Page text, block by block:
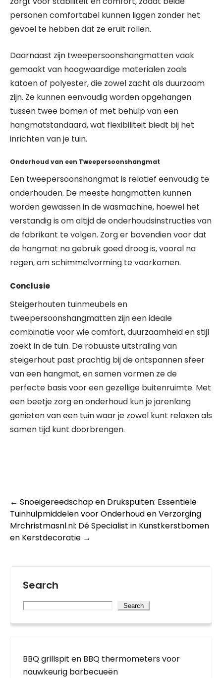
personen comfortabel kunnen liggen zonder het
gevoel te hebben dat ze eruit rollen.
Daarnaast zijn tweepersoonshangmatten vaak
gemaakt van hoogwaardige materialen zoals
katoen of polyester, die zowel zacht als duurzaam
zijn. Ze kunnen eenvoudig worden opgehangen
tussen twee bomen of met behulp van een
hangmatstandaard, wat flexibiliteit biedt bij het
inrichten van je tuin.
Onderhoud van een Tweepersoonshangmat
Een tweepersoonshangmat is relatief eenvoudig te
onderhouden. De meeste hangmatten kunnen
worden gewassen in de wasmachine, hoewel het
verstandig is om altijd de onderhoudsinstructies van
de fabrikant te volgen. Zorg er bovendien voor dat
de hangmat na gebruik goed droog is, vooral na
regen, om schimmelvorming te voorkomen.
Conclusie
Steigerhouten tuinmeubels en
tweepersoonshangmatten zijn een ideale
combinatie voor wie comfort, duurzaamheid en stijl
zoekt in de tuin. De robuuste uitstraling van
steigerhout past prachtig bij de ontspannen sfeer
van een hangmat, en samen vormen ze de
perfecte basis voor een gezellige buitenruimte. Met
een beetje zorg en onderhoud kun je jarenlang
genieten van een tuin waar je zowel kunt relaxen als
samen tijd kunt doorbrengen.
Post
navigation
← Snoeigereedschap en Drukspuiten: Essentiële
Tuinhulpmiddelen voor Onderhoud en Verzorging
Mrchristmasnl.nl: Dé Specialist in Kunstkerstbomen
en Kerstdecoratie →
Search
Search
BBQ grillspit en BBQ thermometers voor
nauwkeurig barbecueën